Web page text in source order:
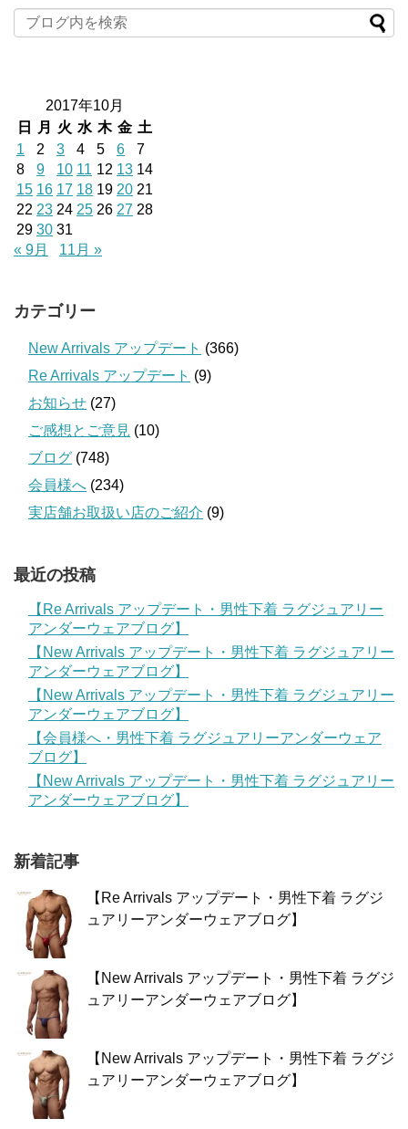
2017年10月
日
月 火 水 木 金 土
1
2 3 4 5 6
7
8
9 10 11 12 13 14
15 16 17 18 19 20 21
22 23 24 25 26 27 28
29 30 31
« 9月
11月 »
カテゴリー
New Arrivals アップデート (366)
Re Arrivals アップデート (9)
お知らせ (27)
ご感想とご意見 (10)
ブログ (748)
会員様へ (234)
実店舗お取扱い店のご紹介 (9)
最近の投稿
【Re Arrivals アップデート・男性下着 ラグジュアリー
アンダーウェアブログ】
【New Arrivals アップデート・男性下着 ラグジュアリー
アンダーウェアブログ】
【New Arrivals アップデート・男性下着 ラグジュアリー
アンダーウェアブログ】
【会員様へ・男性下着 ラグジュアリーアンダーウェア
ブログ】
【New Arrivals アップデート・男性下着 ラグジュアリー
アンダーウェアブログ】
新着記事
【Re Arrivals アップデート・男性下着 ラグジ
ュアリーアンダーウェアブログ】
【New Arrivals アップデート・男性下着 ラグジ
ュアリーアンダーウェアブログ】
【New Arrivals アップデート・男性下着 ラグジ
ュアリーアンダーウェアブログ】